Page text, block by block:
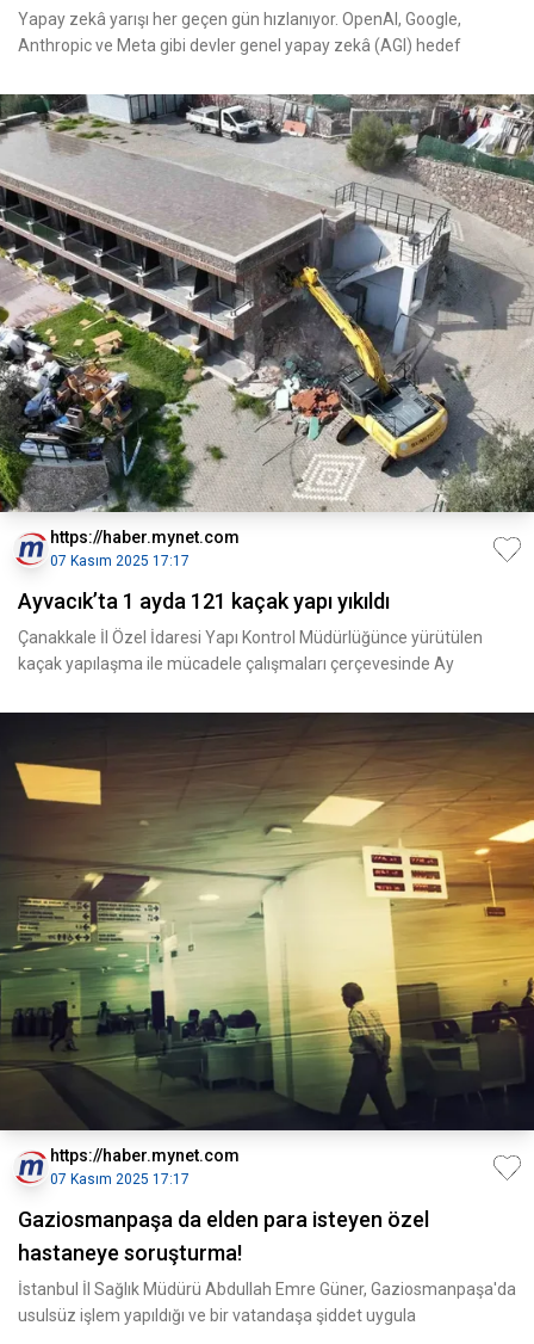
Yapay zekâ yarışı her geçen gün hızlanıyor. OpenAI, Google,
Anthropic ve Meta gibi devler genel yapay zekâ (AGI) hedef
https://haber.mynet.com
07 Kasım 2025 17:17
Ayvacık’ta 1 ayda 121 kaçak yapı yıkıldı
Çanakkale İl Özel İdaresi Yapı Kontrol Müdürlüğünce yürütülen
kaçak yapılaşma ile mücadele çalışmaları çerçevesinde Ay
https://haber.mynet.com
07 Kasım 2025 17:17
Gaziosmanpaşa da elden para isteyen özel
hastaneye soruşturma!
İstanbul İl Sağlık Müdürü Abdullah Emre Güner, Gaziosmanpaşa'da
usulsüz işlem yapıldığı ve bir vatandaşa şiddet uygula